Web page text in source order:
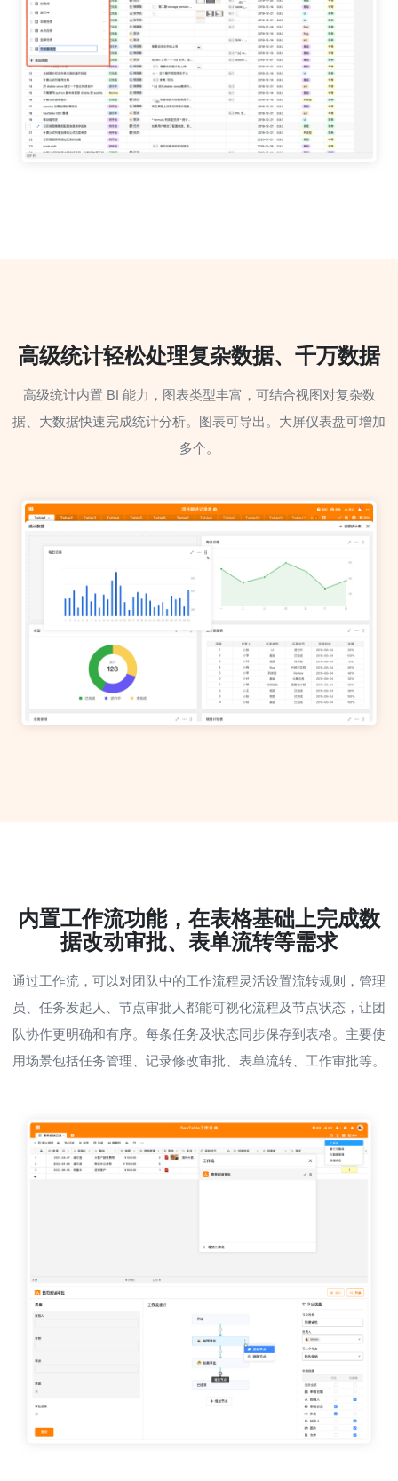
高级统计轻松处理复杂数据、千万数据
高级统计内置 BI 能力，图表类型丰富，可结合视图对复杂数
据、大数据快速完成统计分析。图表可导出。大屏仪表盘可增加
多个。
内置工作流功能，在表格基础上完成数
据改动审批、表单流转等需求
通过工作流，可以对团队中的工作流程灵活设置流转规则，管理
员、任务发起人、节点审批人都能可视化流程及节点状态，让团
队协作更明确和有序。每条任务及状态同步保存到表格。主要使
用场景包括任务管理、记录修改审批、表单流转、工作审批等。